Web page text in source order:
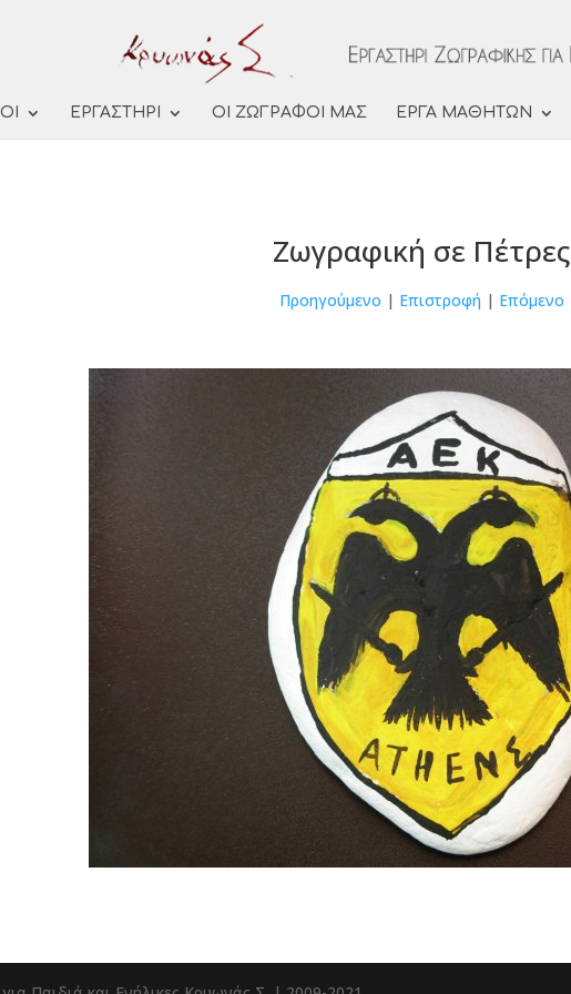
ΕΡΓΑΣΤΗΡΙ ΟΙ ΖΩΓΡΑΦΟΙ ΜΑΣ ΕΡΓΑ ΜΑΘΗΤΩΝ
Ζωγραφική σε Πέτρες
Προηγούμενο | Επιστροφή | Επόμενο